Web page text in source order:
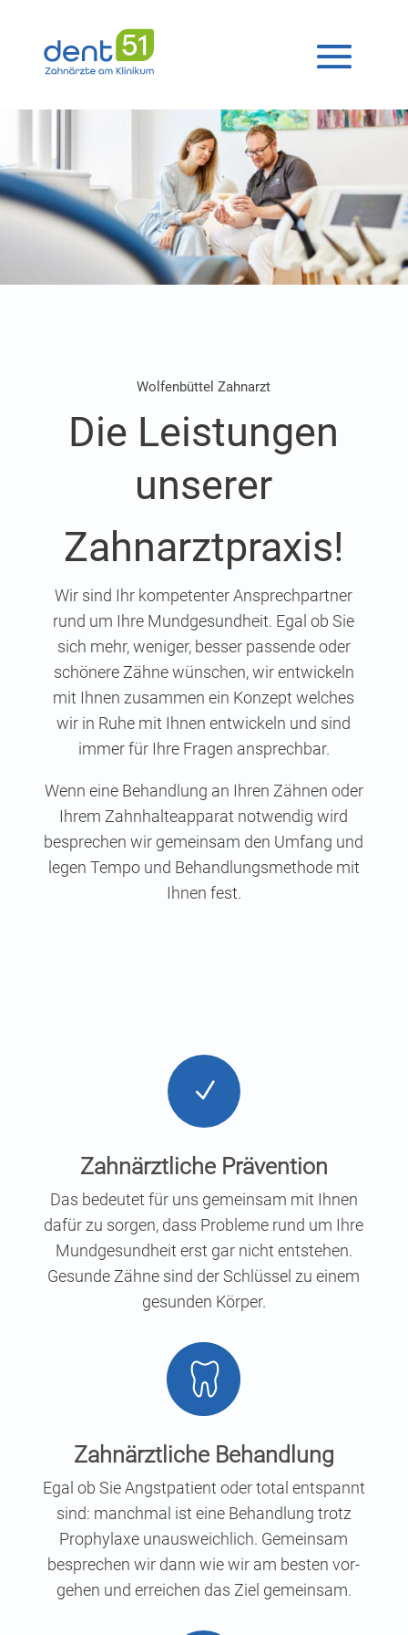
Wolfenbüttel Zahn­arzt
Die Leis­tun­gen
unserer
Zahn­­arzt­­­praxis!
Wir sind Ihr kom­pe­ten­ter Ansprech­part­ner
rund um Ihre Mund­ge­sund­heit. Egal ob Sie
sich mehr, weni­ger, bes­ser pas­sen­de oder
schö­ne­re Zäh­ne wün­schen, wir ent­wi­ckeln
mit Ihnen zusam­men ein Kon­zept wel­ches
wir in Ruhe mit Ihnen ent­wi­ckeln und sind
immer für Ihre Fra­gen ansprechbar.
Wenn eine Behand­lung an Ihren Zäh­nen oder
Ihrem Zahn­hal­te­ap­pa­rat not­wen­dig wird
bespre­chen wir gemein­sam den Umfang und
legen Tem­po und Behand­lungs­me­tho­de mit
Ihnen fest.
N
Zahn­ärzt­li­che Prävention
Das bedeu­tet für uns gemein­sam mit Ihnen
dafür zu sor­gen, dass Pro­ble­me rund um Ihre
Mund­ge­sund­heit erst gar nicht ent­ste­hen.
Gesun­de Zäh­ne sind der Schlüs­sel zu einem
gesun­den Körper.
Zahn­ärzt­li­che Behandlung
Egal ob Sie Angst­pa­ti­ent oder total ent­spannt
sind: manch­mal ist eine Behand­lung trotz
Pro­phy­la­xe unaus­weich­lich. Gemein­sam
bespre­chen wir dann wie wir am bes­ten vor­
ge­hen und errei­chen das Ziel gemeinsam.